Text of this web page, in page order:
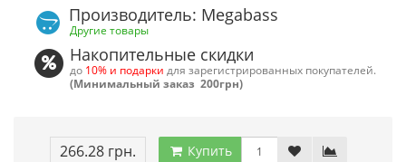
Производитель: Megabass
Другие товары
Накопительные скидки
до 10% и подарки для зарегистрированных покупателей.
(Минимальный заказ 200грн)
266.28 грн. Купить